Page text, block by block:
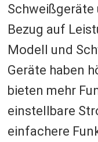
Schweißgeräte
Bezug auf
Modell und
Geräte haben
bieten mehr
einstellbare
einfachere